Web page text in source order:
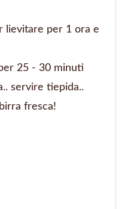
lievitare per 1 ora e
25 - 30 minuti
servire tiepida..
fresca!